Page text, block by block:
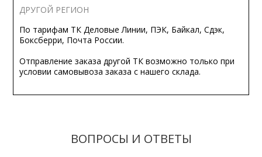
ДРУГОЙ РЕГИОН
По тарифам ТК Деловые Линии, ПЭК, Байкал, Сдэк,
Боксберри, Почта России.
Отправление заказа другой ТК возможно только при
условии самовывоза заказа с нашего склада.
ВОПРОСЫ И ОТВЕТЫ